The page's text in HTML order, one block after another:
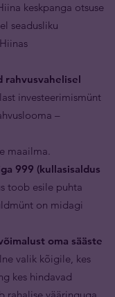
keskpanga otsuse
seadusliku
rahvusvahelisel
investeerimismünt
–
maailma.
999 (kullasisaldus
toob esile puhta
on midagi
oma sääste
valik kõigile, kes
kes hindavad